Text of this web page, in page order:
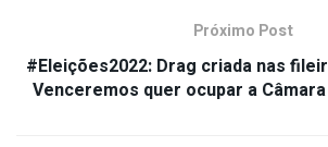
Próximo Post
#Eleições2022: Drag criada nas
Venceremos quer ocupar a